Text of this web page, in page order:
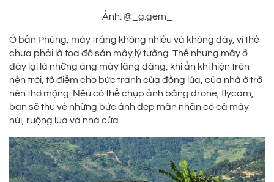
Ảnh: @_g.gem_
Ở bản Phùng, mây trắng không nhiều và không dày, vì thế
chưa phải là tọa độ săn mây lý tưởng. Thế nhưng mây ở
đây lại là những áng mây lãng đãng, khi ẩn khi hiện trên
nền trời, tô điểm cho bức tranh của đồng lúa, của nhà ở trở
nên thơ mộng. Nếu có thể chụp ảnh bằng drone, flycam,
bạn sẽ thu về những bức ảnh đẹp mãn nhãn có cả mây
núi, ruộng lúa và nhà cửa.